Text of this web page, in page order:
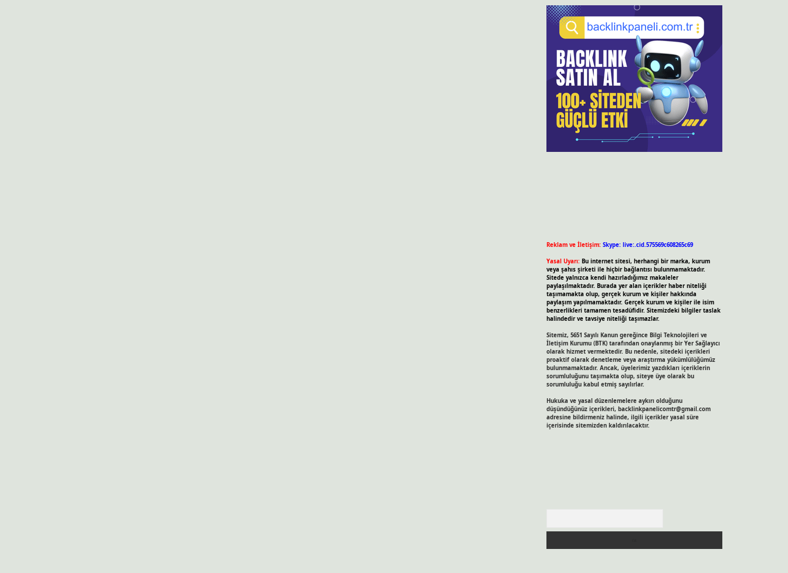
Reklam ve İletişim: Skype: live:.cid.575569c608265c69
Yasal Uyarı: Bu internet sitesi, herhangi bir marka, kurum
veya şahıs şirketi ile hiçbir bağlantısı bulunmamaktadır.
Sitede yalnızca kendi hazırladığımız makaleler
paylaşılmaktadır. Burada yer alan içerikler haber niteliği
taşımamakta olup, gerçek kurum ve kişiler hakkında
paylaşım yapılmamaktadır. Gerçek kurum ve kişiler ile isim
benzerlikleri tamamen tesadüfidir. Sitemizdeki bilgiler taslak
halindedir ve tavsiye niteliği taşımazlar.
Sitemiz, 5651 Sayılı Kanun gereğince Bilgi Teknolojileri ve
İletişim Kurumu (BTK) tarafından onaylanmış bir Yer Sağlayıcı
olarak hizmet vermektedir. Bu nedenle, sitedeki içerikleri
proaktif olarak denetleme veya araştırma yükümlülüğümüz
bulunmamaktadır. Ancak, üyelerimiz yazdıkları içeriklerin
sorumluluğunu taşımakta olup, siteye üye olarak bu
sorumluluğu kabul etmiş sayılırlar.
Hukuka ve yasal düzenlemelere aykırı olduğunu
düşündüğünüz içerikleri, backlinkpanelicomtr@gmail.com
adresine bildirmeniz halinde, ilgili içerikler yasal süre
içerisinde sitemizden kaldırılacaktır.